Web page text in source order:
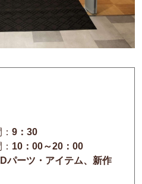
9：30
10：00～20：00
パーツ・アイテム、新作